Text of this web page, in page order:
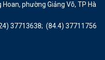
phường Giảng Võ, TP Hà
37713638; (84.4) 37711756